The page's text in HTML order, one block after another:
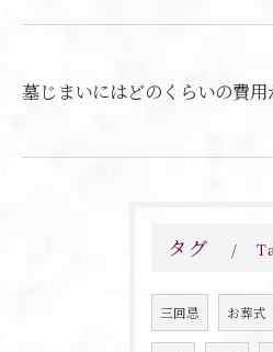
墓じまいにはどのくらいの費用
タグ
三回忌 お葬式